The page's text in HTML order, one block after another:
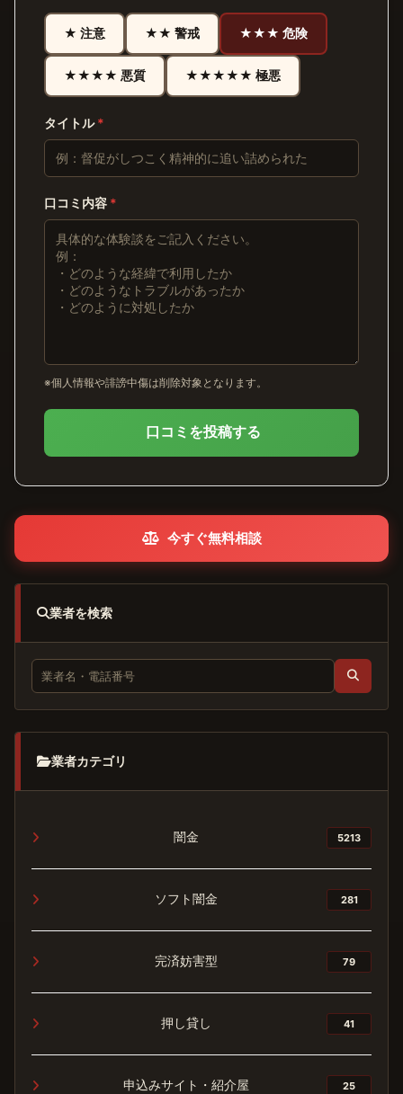
★ 注意 ★★ 警戒 ★★★ 危険
★★★★ 悪質 ★★★★★ 極悪
タイトル*
口コミ内容 *
※個人情報や誹謗中傷は削除対象となります。
口コミを投稿する
今すぐ無料相談
業者を検索
業者カテゴリ
闇金 5213
ソフト闇金 281
完済妨害型 79
押し貸し 41
申込みサイト・紹介屋 25